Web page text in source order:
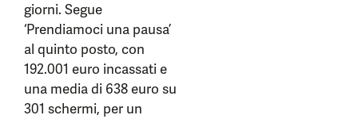
giorni. Segue
‘Prendiamoci una pausa’
al quinto posto, con
192.001 euro incassati e
una media di 638 euro su
301 schermi, per un